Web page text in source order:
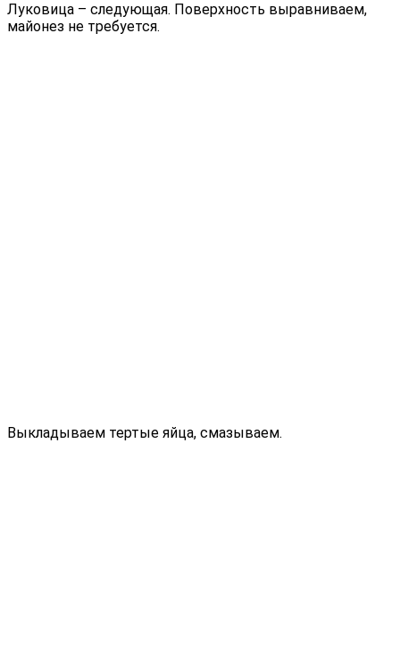
Луковица – следующая. Поверхность выравниваем,
майонез не требуется.
Выкладываем тертые яйца, смазываем.